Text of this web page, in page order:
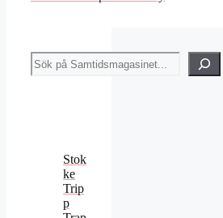
Sök
Stok
ke
Trip
p